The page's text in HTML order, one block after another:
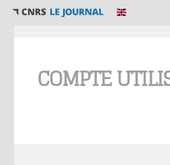
COMPTE